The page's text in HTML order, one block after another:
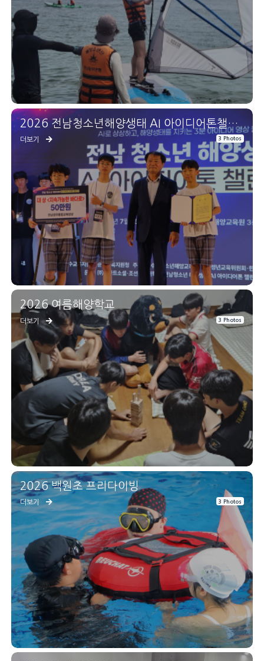
2026 전남청소년해양생태 AI 아이디어톤챌린지
더보기 3 Photos
2026 여름해양학교
더보기 3 Photos
2026 백원초 프리다이빙
더보기 3 Photos